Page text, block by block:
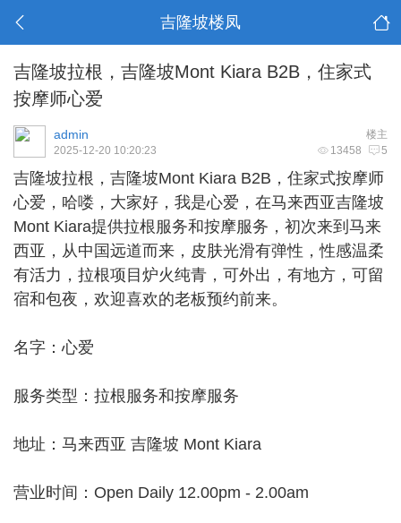
吉隆坡楼凤
吉隆坡拉根，吉隆坡Mont Kiara B2B，住家式
按摩师心爱
楼主
admin
13458 5
2025-12-20 10:20:23
吉隆坡拉根 ，吉隆坡Mont Kiara B2B，住家式按摩师
心爱，哈喽，大家好，我是心爱，在马来西亚吉隆坡
Mont Kiara提供拉根服务和按摩服务，初次来到马来
西亚，从中国远道而来，皮肤光滑有弹性，性感温柔
有活力，拉根项目炉火纯青，可外出，有地方，可留
宿和包夜，欢迎喜欢的老板预约前来。
名字：心爱
服务类型：拉根服务和按摩服务
地址：马来西亚 吉隆坡 Mont Kiara
营业时间：Open Daily 12.00pm - 2.00am